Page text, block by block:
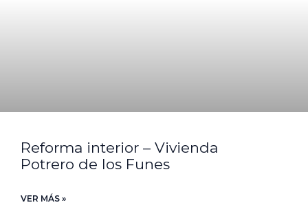
Reforma interior – Vivienda
Potrero de los Funes
VER MÁS »